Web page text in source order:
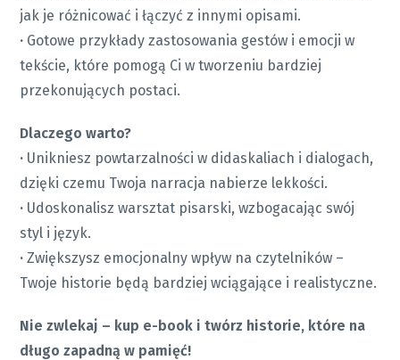
jak je różnicować i łączyć z innymi opisami.
· Gotowe przykłady zastosowania gestów i emocji w
tekście, które pomogą Ci w tworzeniu bardziej
przekonujących postaci.
Dlaczego warto?
· Unikniesz powtarzalności w didaskaliach i dialogach,
dzięki czemu Twoja narracja nabierze lekkości.
· Udoskonalisz warsztat pisarski, wzbogacając swój
styl i język.
·Zwiększysz emocjonalny wpływ na czytelników –
Twoje historie będą bardziej wciągające i realistyczne.
Nie zwlekaj – kup e-book i twórz historie, które na
długo zapadną w pamięć!